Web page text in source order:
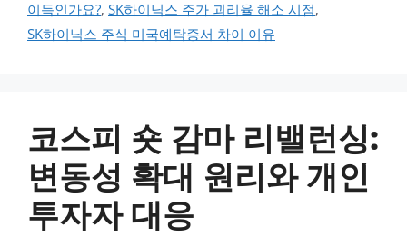
이득인가요?, SK하이닉스 주가 괴리율 해소 시점,
SK하이닉스 주식 미국예탁증서 차이 이유
코스피 숏 감마 리밸런싱:
변동성 확대 원리와 개인
투자자 대응